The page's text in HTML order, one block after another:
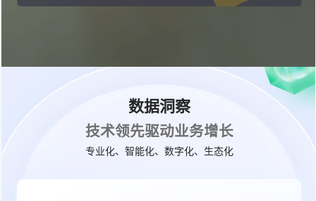
数据洞察
技术领先驱动业务增长
专业化、智能化、数字化、生态化